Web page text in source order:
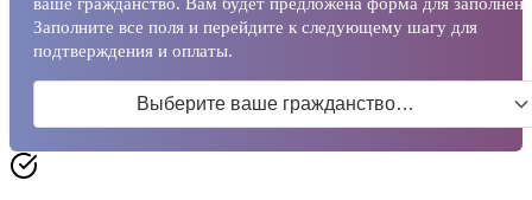
Заполните все поля и перейдите к следующему шагу для
подтверждения и оплаты.
Выберите ваше гражданство…